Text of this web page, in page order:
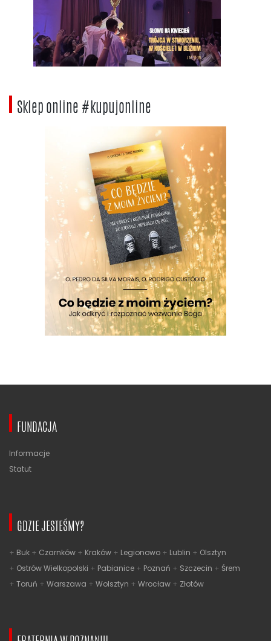
Sklep online #kupujonline
FUNDACJA
Informacje
Statut
GDZIE JESTEŚMY?
Buk Czarnków Kraków Legionowo Lublin
Olsztyn
Ostrów Wielkopolski
Pabianice Poznań Szczecin
Śrem
Toruń
Warszawa Wolsztyn Wrocław Złotów